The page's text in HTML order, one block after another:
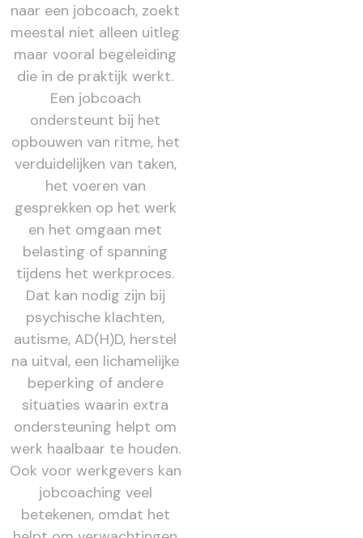
naar een jobcoach, zoekt
meestal niet alleen uitleg
maar vooral begeleiding
die in de praktijk werkt.
Een jobcoach
ondersteunt bij het
opbouwen van ritme, het
verduidelijken van taken,
het voeren van
gesprekken op het werk
en het omgaan met
belasting of spanning
tijdens het werkproces.
Dat kan nodig zijn bij
psychische klachten,
autisme, AD(H)D, herstel
na uitval, een lichamelijke
beperking of andere
situaties waarin extra
ondersteuning helpt om
werk haalbaar te houden.
Ook voor werkgevers kan
jobcoaching veel
betekenen, omdat het